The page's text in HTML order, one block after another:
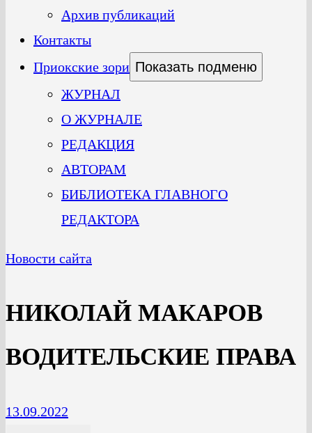
Архив публикаций
Контакты
Приокские зори Показать подменю
ЖУРНАЛ
О ЖУРНАЛЕ
РЕДАКЦИЯ
АВТОРАМ
БИБЛИОТЕКА ГЛАВНОГО
РЕДАКТОРА
Новости сайта
НИКОЛАЙ МАКАРОВ
ВОДИТЕЛЬСКИЕ ПРАВА
13.09.2022